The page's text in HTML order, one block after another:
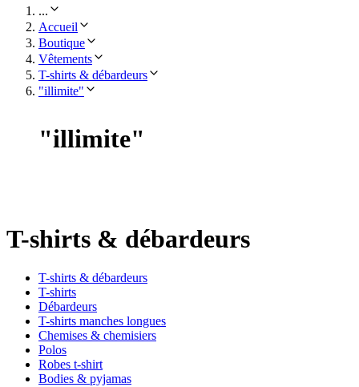
...
Accueil
Boutique
Vêtements
T-shirts & débardeurs
"illimite"
"illimite"
T-shirts & débardeurs
T-shirts & débardeurs
T-shirts
Débardeurs
T-shirts manches longues
Chemises & chemisiers
Polos
Robes t-shirt
Bodies & pyjamas